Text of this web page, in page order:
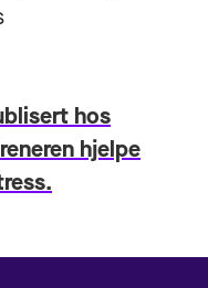
hos
hjelpe